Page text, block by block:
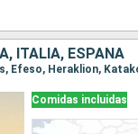
ITALIA, ESPAÑA
Comidas incluidas